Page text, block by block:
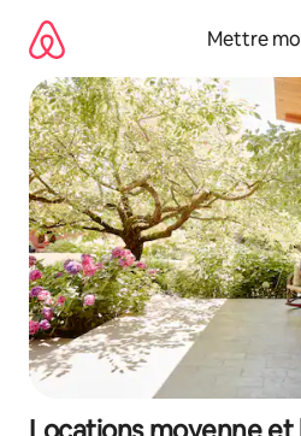
directement
contenu
Mettre